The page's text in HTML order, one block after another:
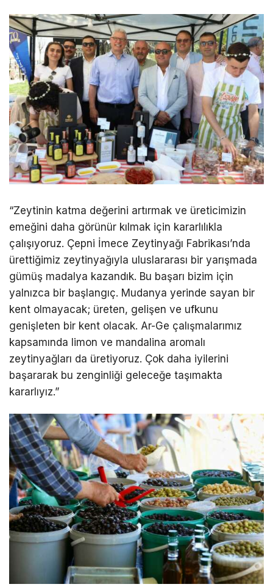
“Zeytinin katma değerini artırmak ve üreticimizin
emeğini daha görünür kılmak için kararlılıkla
çalışıyoruz. Çepni İmece Zeytinyağı Fabrikası’nda
ürettiğimiz zeytinyağıyla uluslararası bir yarışmada
gümüş madalya kazandık. Bu başarı bizim için
yalnızca bir başlangıç. Mudanya yerinde sayan bir
kent olmayacak; üreten, gelişen ve ufkunu
genişleten bir kent olacak. Ar-Ge çalışmalarımız
kapsamında limon ve mandalina aromalı
zeytinyağları da üretiyoruz. Çok daha iyilerini
başararak bu zenginliği geleceğe taşımakta
kararlıyız.”